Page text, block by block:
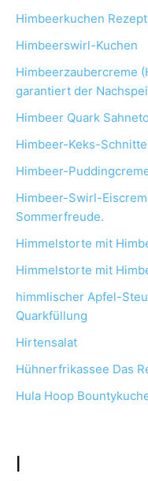
Himbeerkuchen Rezept
Himbeerswirl-Kuchen
Himbeerzaubercreme
garantiert der
Himbeer Quark
Himbeer-Keks-
Himbeer-
Himbeer-Swirl-
Sommerfreude.
Himmelstorte mit
Himmelstorte mit
himmlischer Apfel-
Quarkfüllung
Hirtensalat
Hühnerfrikassee Das
Hula Hoop
I